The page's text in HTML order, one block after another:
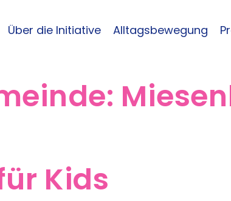
Über die Initiative Alltagsbewegung
Kids